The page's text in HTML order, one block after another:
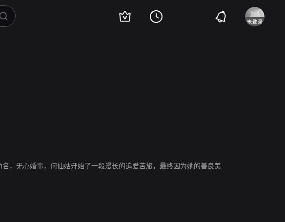
，无心婚事，何仙姑开始了一段漫长的追爱苦旅，最终因为她的善良美